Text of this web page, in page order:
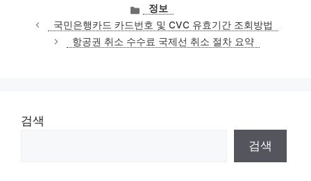
카
테
고
리
정보
국민은행카드 카드번호 및 CVC 유효기간 조회방법
항공권 취소 수수료 국제선 취소 절차 요약
검색
검색